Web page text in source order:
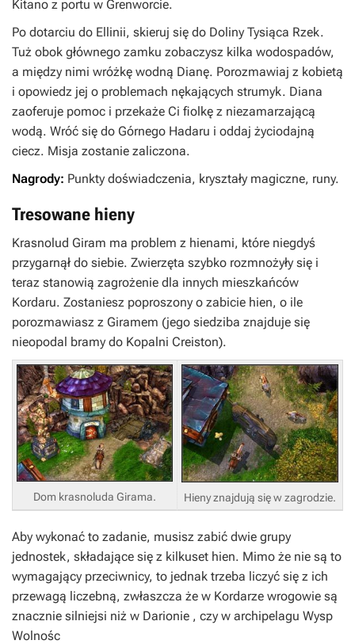
Kitano z portu w Grenworcie.
Po dotarciu do Ellinii, skieruj się do Doliny Tysiąca Rzek.
Tuż obok głównego zamku zobaczysz kilka wodospadów,
a między nimi wróżkę wodną Dianę. Porozmawiaj z kobietą
i opowiedz jej o problemach nękających strumyk. Diana
zaoferuje pomoc i przekaże Ci fiolkę z niezamarzającą
wodą. Wróć się do Górnego Hadaru i oddaj życiodajną
ciecz. Misja zostanie zaliczona.
Nagrody: Punkty doświadczenia, kryształy magiczne, runy.
Tresowane hieny
Krasnolud Giram ma problem z hienami, które niegdyś
przygarnął do siebie. Zwierzęta szybko rozmnożyły się i
teraz stanowią zagrożenie dla innych mieszkańców
Kordaru. Zostaniesz poproszony o zabicie hien, o ile
porozmawiasz z Giramem (jego siedziba znajduje się
nieopodal bramy do Kopalni Creiston).
Dom krasnoluda Girama. Hieny znajdują się w zagrodzie.
Aby wykonać to zadanie, musisz zabić dwie grupy
jednostek, składające się z kilkuset hien. Mimo że nie są to
wymagający przeciwnicy, to jednak trzeba liczyć się z ich
przewagą liczebną, zwłaszcza że w Kordarze wrogowie są
znacznie silniejsi niż w Darionie , czy w archipelagu Wysp
Wolnośc